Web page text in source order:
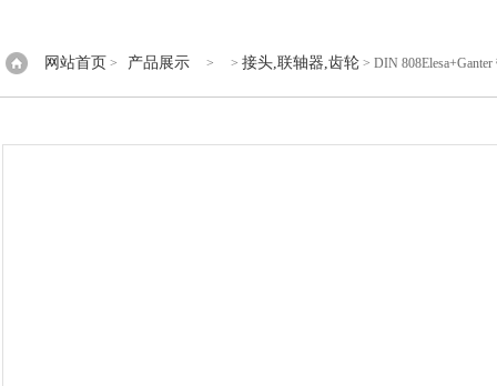
网站首页 > 产品展示 > > 接头,联轴器,齿轮 > DIN